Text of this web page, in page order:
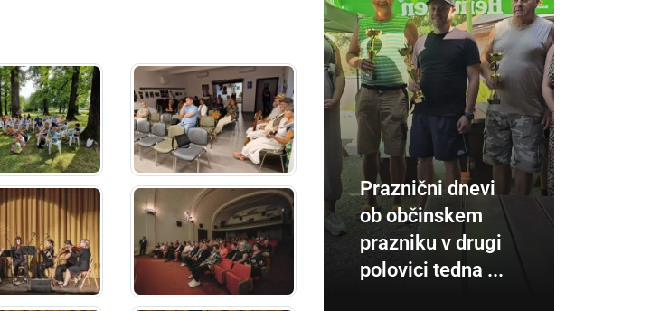
Praznični dnevi
ob občinskem
prazniku v drugi
polovici tedna ...